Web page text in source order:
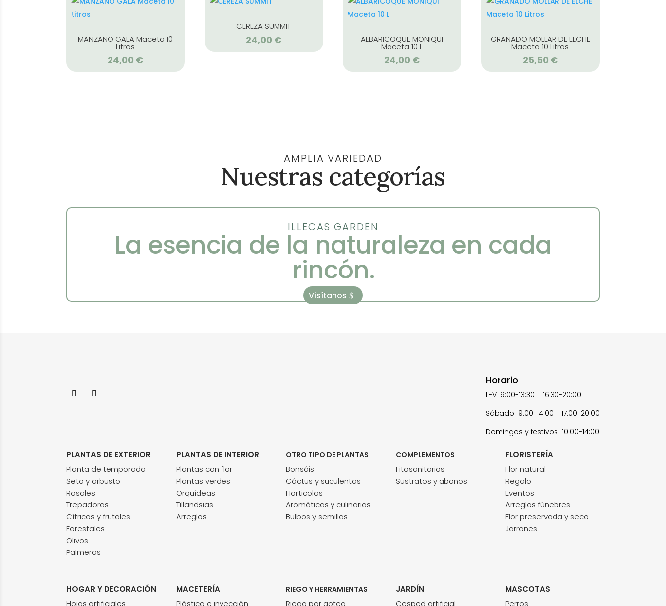
MANZANO GALA Maceta 10
Litros
24,00 €
CEREZA SUMMIT
24,00 € ALBARICOQUE MONIQUI
Maceta 10 L
24,00 €
GRANADO MOLLAR DE ELCHE
Maceta 10 Litros
25,50 €
AMPLIA VARIEDAD
Nuestras categorías
ILLECAS GARDEN
La esencia de la naturaleza en cada
rincón.
Visítanos
Horario
L-V 9:00-13:30 16:30-20:00
Sábado 9:00-14:00 17:00-20:00
Domingos y festivos 10:00-14:00
PLANTAS DE EXTERIOR
Planta de temporada
Seto y arbusto
Rosales
Trepadoras
Cítricos y frutales
Forestales
Olivos
Palmeras
PLANTAS DE INTERIOR
Plantas con flor
Plantas verdes
Orquídeas
Tillandsias
Arreglos
OTRO TIPO DE PLANTAS
Bonsáis
Cáctus y suculentas
Horticolas
Aromáticas y culinarias
Bulbos y semillas
COMPLEMENTOS
Fitosanitarios
Sustratos y abonos
FLORISTERÍA
Flor natural
Regalo
Eventos
Arreglos fúnebres
Flor preservada y seco
Jarrones
HOGAR Y DECORACIÓN
Hojas artificiales
MACETERÍA
Plástico e inyección
RIEGO Y HERRAMIENTAS
Riego por goteo
JARDÍN
Cesped artificial
MASCOTAS
Perros